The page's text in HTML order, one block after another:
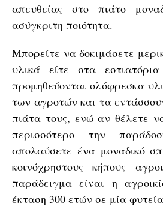
απευθείας στο πιάτο
ασύγκριτη ποιότητα.
Μπορείτε να δοκιμάσετε
υλικά είτε στα
προμηθεύονται ολόφρεσκα
των αγροτών και τα
πιάτα τους, ενώ αν θέλετε
περισσότερο την
απολαύσετε ένα μοναδικό
κοινόχρηστους κήπους
παράδειγμα είναι η
έκταση 300 ετών σε μία